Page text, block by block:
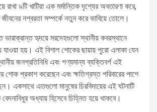
রাখা ৯টি খাটিয়া এক মর্মান্তিক দৃশ্যের অবতারণা করে,
নশ্বরতা সম্পর্কে নতুন করে ভাবিয়ে তোলে।
হৃদয়ে মরদেহগুলো স্থানীয় কবরস্থানে
যাওয়া হয়। এই বিশাল শোকের ছায়ায় পুরো এলাকা যেন
জনপ্রতিনিধি এবং গণ্যমান্য ব্যক্তিবর্গ এই
শোক প্রকাশ করেছেন এবং ক্ষতিগ্রস্ত পরিবারের পাশে
একসাথে এতগুলো মানুষের চিরবিদায়ের এই ঘটনাটি
অধ্যায় হিসেবে চিহ্নিত হয়ে থাকবে।